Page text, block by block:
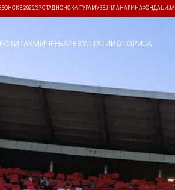
2026/27СТАДИОНСКА ТУРА МУЗЕЈ ЧЛАНАРИНАФОНДАЦИЈА
ТАКМИЧЕЊАРЕЗУЛТАТИИСТОРИЈА